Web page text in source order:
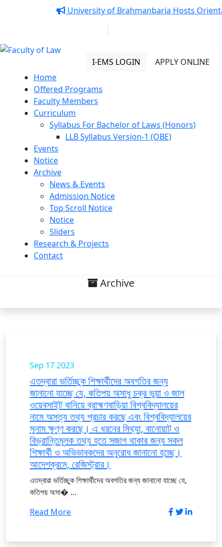
University of Brahmanbaria Hosts
Faculty of Law
I-EMS LOGIN
APPLY ONLINE
Home
Offered Programs
Faculty Members
Curriculum
Syllabus For Bachelor of Laws (Honors)
LLB Syllabus Version-1 (OBE)
Events
Notice
Archive
News & Events
Admission Notice
Top Scroll Notice
Notice
Sliders
Research & Projects
Contact
Archive
Sep 172023
এতদ্বারা ভর্তিচ্ছুক শিক্ষার্থীদের অবগতির জন্য
জানানো যাচ্ছে যে, কতিপয় অসাধু চক্র ভুয়া ও জাল
ওয়েবসাইট বানিয়ে ব্রাহ্মণবাড়িয়া বিশ্ববিদ্যালয়ের
নামে অসত্য তথ্য প্রচার করছে এবং বিশ্ববিদ্যালয়ের
সুনাম ক্ষুণ্ণ করছে। এ ধরনের মিথ্যা, বানোয়াট ও
বিভ্রান্তিমূলক তথ্য হতে সজাগ থাকার জন্য সকল
শিক্ষার্থী ও অভিভাবকদের অনুরোধ জানানো হচ্ছে।
আদেশক্রমে, রেজিস্ট্রার।
এতদ্বারা ভর্তিচ্ছুক শিক্ষার্থীদের অবগতির জন্য জানানো যাচ্ছে যে,
কতিপয় অসা� ...
Read More